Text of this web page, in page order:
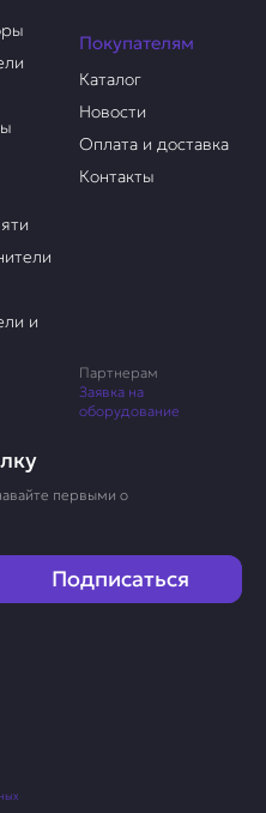
первыми о
Подписаться
и
Покупателям
Каталог
Новости
Оплата и доставка
Контакты
Партнерам
Заявка на
оборудование